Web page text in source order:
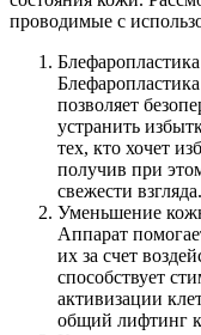
проводимые с
Блефаропластика
позволяет
устранить
тех, кто хочет
получив при
свежести взгляда.
Уменьшение
Аппарат
их за счет
способствует
активизации
общий лифтинг